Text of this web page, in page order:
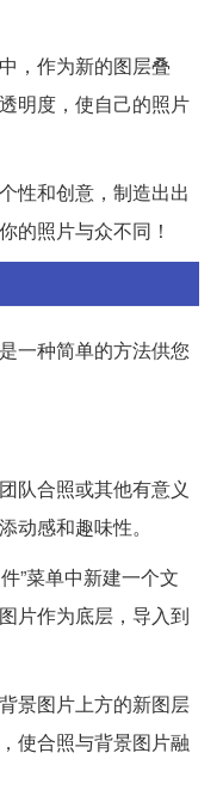
，作为新的图层叠
明度，使自己的照片
性和创意，制造出出
的照片与众不同！
一种简单的方法供您
队合照或其他有意义
动感和趣味性。
”菜单中新建一个文
片作为底层，导入到
景图片上方的新图层
使合照与背景图片融